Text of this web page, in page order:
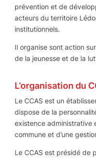
prévention et de
acteurs du territoire
institutionnels.
Il organise sont action
de la jeunesse et de la
L’organisation du
Le CCAS est un
dispose de la
existence administrative
commune et d’une
Le CCAS est présidé de